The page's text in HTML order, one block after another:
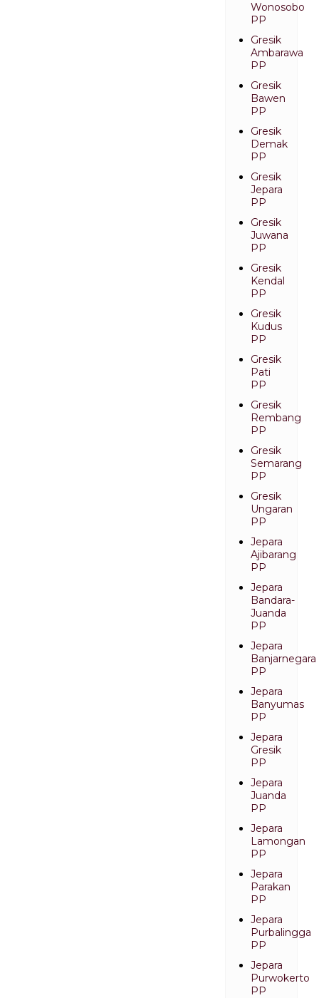
Wonosobo
PP
Gresik
Ambarawa
PP
Gresik
Bawen
PP
Gresik
Demak
PP
Gresik
Jepara
PP
Gresik
Juwana
PP
Gresik
Kendal
PP
Gresik
Kudus
PP
Gresik
Pati
PP
Gresik
Rembang
PP
Gresik
Semarang
PP
Gresik
Ungaran
PP
Jepara
Ajibarang
PP
Jepara
Bandara-
Juanda
PP
Jepara
Banjarnegara
PP
Jepara
Banyumas
PP
Jepara
Gresik
PP
Jepara
Juanda
PP
Jepara
Lamongan
PP
Jepara
Parakan
PP
Jepara
Purbalingga
PP
Jepara
Purwokerto
PP